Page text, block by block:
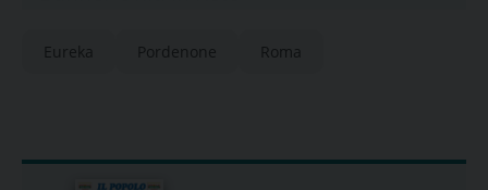
Eureka Pordenone Roma